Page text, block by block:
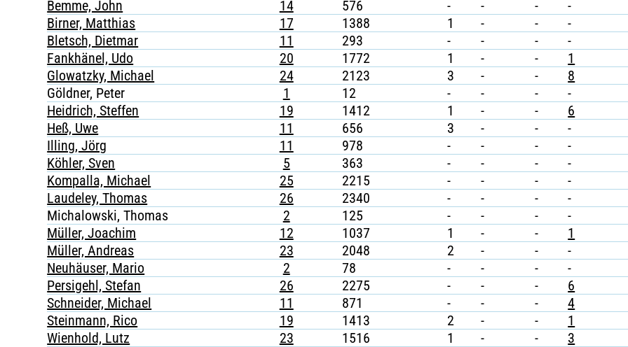
Bemme, John
14 576 - - -
-
Birner, Matthias
17 1388 1 - -
-
Bletsch, Dietmar
11 293 - - -
-
Fankhänel, Udo
20 1772 1 - -
1
Glowatzky, Michael
24 2123 3 - -
8
Göldner, Peter
1 12 - - -
-
Heidrich, Steffen
19 1412 1 - -
6
Heß, Uwe
11 656 3 - -
-
Illing, Jörg
11 978 - - -
-
Köhler, Sven
5 363 - - -
-
Kompalla, Michael
25 2215 - - -
-
Laudeley, Thomas
26 2340 - - -
-
Michalowski, Thomas
2 125 - - -
-
Müller, Joachim
12 1037 1 - -
1
Müller, Andreas
23 2048 2 - -
-
Neuhäuser, Mario
2 78 - - -
-
Persigehl, Stefan
26 2275 - - -
6
Schneider, Michael
11 871 - - -
4
Steinmann, Rico
19 1413 2 - -
1
Wienhold, Lutz
23 1516 1 - - 3